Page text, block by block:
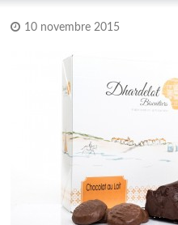
10 novembre 2015